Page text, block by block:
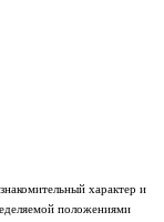
характер и
положениями